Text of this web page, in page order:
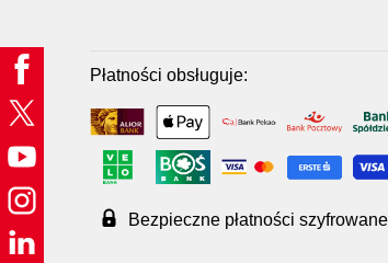
Płatności obsługuje:
Bezpieczne płatności